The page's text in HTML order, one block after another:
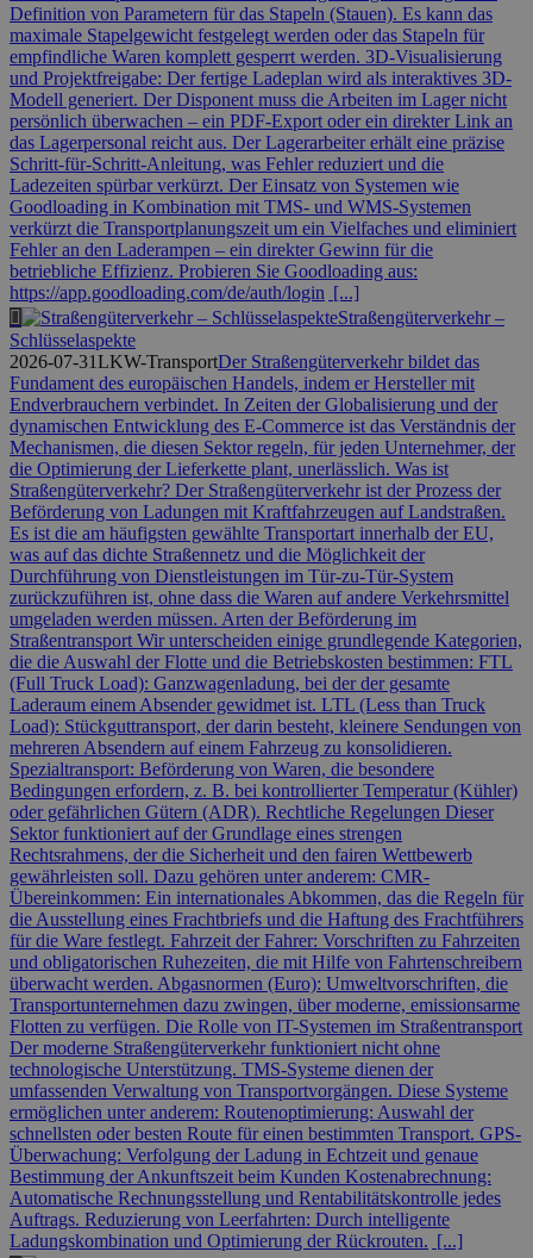
Definition von Parametern für das Stapeln (Stauen). Es kann das
maximale Stapelgewicht festgelegt werden oder das Stapeln für
empfindliche Waren komplett gesperrt werden. 3D-Visualisierung
und Projektfreigabe: Der fertige Ladeplan wird als interaktives 3D-
Modell generiert. Der Disponent muss die Arbeiten im Lager nicht
persönlich überwachen – ein PDF-Export oder ein direkter Link an
das Lagerpersonal reicht aus. Der Lagerarbeiter erhält eine präzise
Schritt-für-Schritt-Anleitung, was Fehler reduziert und die
Ladezeiten spürbar verkürzt. Der Einsatz von Systemen wie
Goodloading in Kombination mit TMS- und WMS-Systemen
verkürzt die Transportplanungszeit um ein Vielfaches und eliminiert
Fehler an den Laderampen – ein direkter Gewinn für die
betriebliche Effizienz. Probieren Sie Goodloading aus:
https://app.goodloading.com/de/auth/login [...]
Straßengüterverkehr –
Schlüsselaspekte
2026-07-31LKW-TransportDer Straßengüterverkehr bildet das
Fundament des europäischen Handels, indem er Hersteller mit
Endverbrauchern verbindet. In Zeiten der Globalisierung und der
dynamischen Entwicklung des E-Commerce ist das Verständnis der
Mechanismen, die diesen Sektor regeln, für jeden Unternehmer, der
die Optimierung der Lieferkette plant, unerlässlich. Was ist
Straßengüterverkehr? Der Straßengüterverkehr ist der Prozess der
Beförderung von Ladungen mit Kraftfahrzeugen auf Landstraßen.
Es ist die am häufigsten gewählte Transportart innerhalb der EU,
was auf das dichte Straßennetz und die Möglichkeit der
Durchführung von Dienstleistungen im Tür-zu-Tür-System
zurückzuführen ist, ohne dass die Waren auf andere Verkehrsmittel
umgeladen werden müssen. Arten der Beförderung im
Straßentransport Wir unterscheiden einige grundlegende Kategorien,
die die Auswahl der Flotte und die Betriebskosten bestimmen: FTL
(Full Truck Load): Ganzwagenladung, bei der der gesamte
Laderaum einem Absender gewidmet ist. LTL (Less than Truck
Load): Stückguttransport, der darin besteht, kleinere Sendungen von
mehreren Absendern auf einem Fahrzeug zu konsolidieren.
Spezialtransport: Beförderung von Waren, die besondere
Bedingungen erfordern, z. B. bei kontrollierter Temperatur (Kühler)
oder gefährlichen Gütern (ADR). Rechtliche Regelungen Dieser
Sektor funktioniert auf der Grundlage eines strengen
Rechtsrahmens, der die Sicherheit und den fairen Wettbewerb
gewährleisten soll. Dazu gehören unter anderem: CMR-
Übereinkommen: Ein internationales Abkommen, das die Regeln für
die Ausstellung eines Frachtbriefs und die Haftung des Frachtführers
für die Ware festlegt. Fahrzeit der Fahrer: Vorschriften zu Fahrzeiten
und obligatorischen Ruhezeiten, die mit Hilfe von Fahrtenschreibern
überwacht werden. Abgasnormen (Euro): Umweltvorschriften, die
Transportunternehmen dazu zwingen, über moderne, emissionsarme
Flotten zu verfügen. Die Rolle von IT-Systemen im Straßentransport
Der moderne Straßengüterverkehr funktioniert nicht ohne
technologische Unterstützung. TMS-Systeme dienen der
umfassenden Verwaltung von Transportvorgängen. Diese Systeme
ermöglichen unter anderem: Routenoptimierung: Auswahl der
schnellsten oder besten Route für einen bestimmten Transport. GPS-
Überwachung: Verfolgung der Ladung in Echtzeit und genaue
Bestimmung der Ankunftszeit beim Kunden Kostenabrechnung:
Automatische Rechnungsstellung und Rentabilitätskontrolle jedes
Auftrags. Reduzierung von Leerfahrten: Durch intelligente
Ladungskombination und Optimierung der Rückrouten. [...]